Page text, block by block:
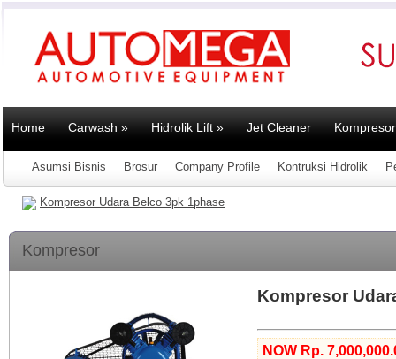
Home Carwash » Hidrolik Lift » Jet Cleaner Kompresor
Asumsi Bisnis Brosur Company Profile Kontruksi Hidrolik
Kompresor Udara Belco 3pk 1phase
Kompresor
Kompresor
NOW Rp.